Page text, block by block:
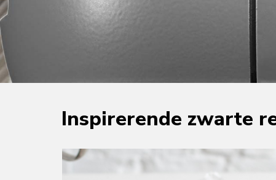
Inspirerende zwarte